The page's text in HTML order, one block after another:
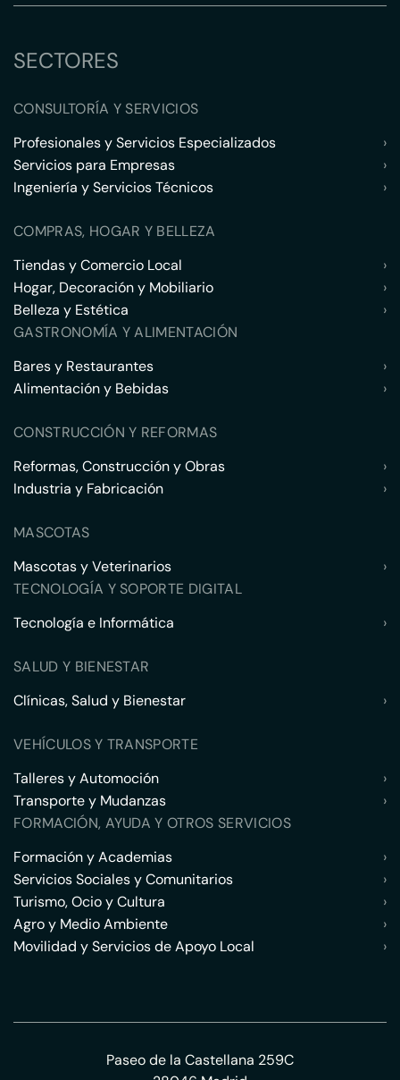
SECTORES
CONSULTORÍA Y SERVICIOS
Profesionales y Servicios Especializados
›
Servicios para Empresas
›
Ingeniería y Servicios Técnicos
›
COMPRAS, HOGAR Y BELLEZA
Tiendas y Comercio Local
›
Hogar, Decoración y Mobiliario
›
Belleza y Estética
›
GASTRONOMÍA Y ALIMENTACIÓN
Bares y Restaurantes
›
Alimentación y Bebidas
›
CONSTRUCCIÓN Y REFORMAS
Reformas, Construcción y Obras
›
Industria y Fabricación
›
MASCOTAS
Mascotas y Veterinarios
›
TECNOLOGÍA Y SOPORTE DIGITAL
Tecnología e Informática
›
SALUD Y BIENESTAR
Clínicas, Salud y Bienestar
›
VEHÍCULOS Y TRANSPORTE
Talleres y Automoción
›
Transporte y Mudanzas
›
FORMACIÓN, AYUDA Y OTROS SERVICIOS
Formación y Academias
›
Servicios Sociales y Comunitarios
›
Turismo, Ocio y Cultura
›
Agro y Medio Ambiente
›
Movilidad y Servicios de Apoyo Local
›
Paseo de la Castellana 259C